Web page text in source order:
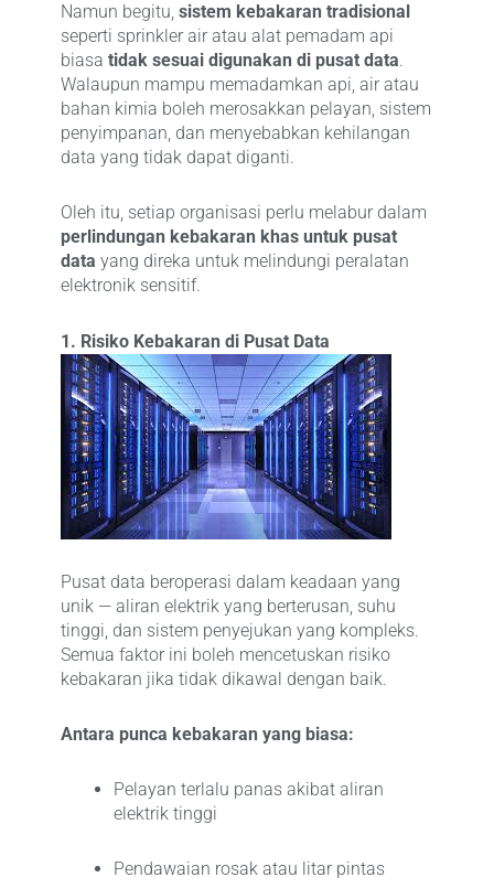
Namun begitu, sistem kebakaran tradisional
seperti sprinkler air atau alat pemadam api
biasa tidak sesuai digunakan di pusat data.
Walaupun mampu memadamkan api, air atau
bahan kimia boleh merosakkan pelayan, sistem
penyimpanan, dan menyebabkan kehilangan
data yang tidak dapat diganti.
Oleh itu, setiap organisasi perlu melabur dalam
perlindungan kebakaran khas untuk pusat
data yang direka untuk melindungi peralatan
elektronik sensitif.
1. Risiko Kebakaran di Pusat Data
Pusat data beroperasi dalam keadaan yang
unik — aliran elektrik yang berterusan, suhu
tinggi, dan sistem penyejukan yang kompleks.
Semua faktor ini boleh mencetuskan risiko
kebakaran jika tidak dikawal dengan baik.
Antara punca kebakaran yang biasa:
Pelayan terlalu panas akibat aliran
elektrik tinggi
Pendawaian rosak atau litar pintas